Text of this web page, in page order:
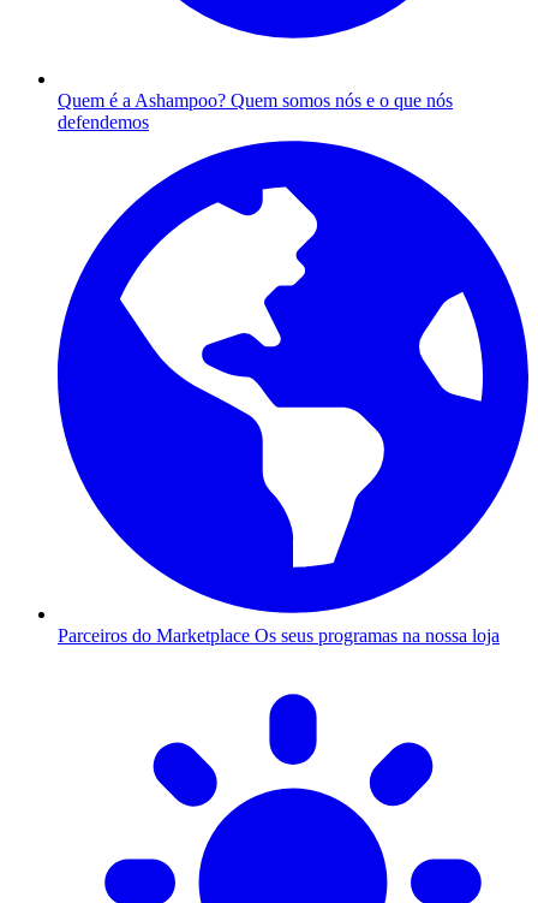
Quem é a Ashampoo? Quem somos nós e o que nós
defendemos
Parceiros do Marketplace Os seus programas na nossa loja